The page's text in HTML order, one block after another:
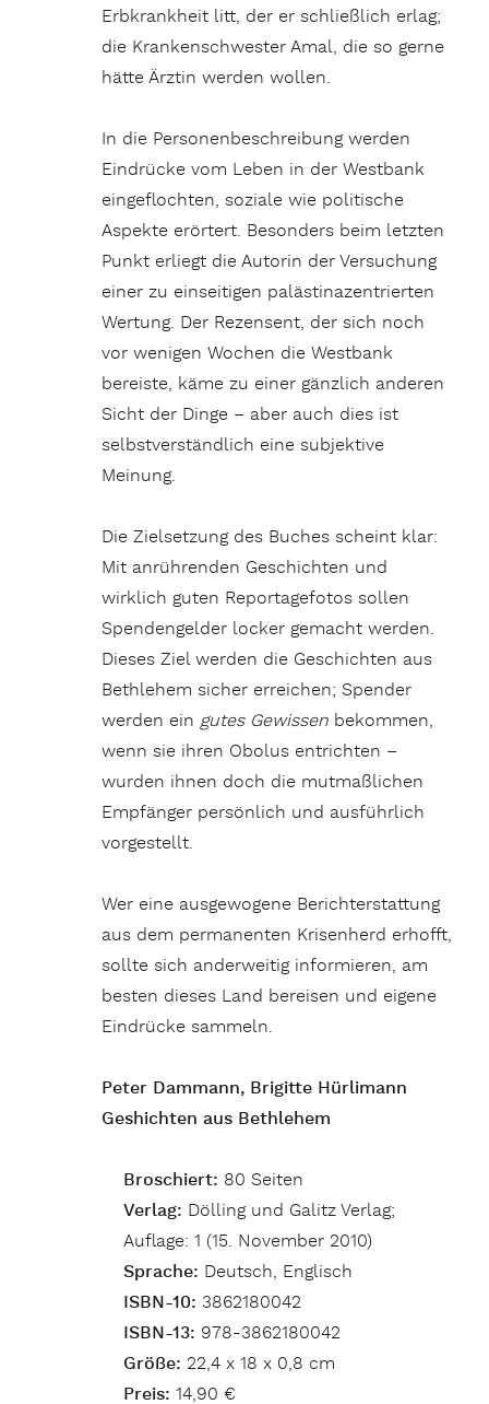
Erbkrankheit litt, der er schließlich erlag;
die Krankenschwester Amal, die so gerne
hätte Ärztin werden wollen.
In die Personenbeschreibung werden
Eindrücke vom Leben in der Westbank
eingeflochten, soziale wie politische
Aspekte erörtert. Besonders beim letzten
Punkt erliegt die Autorin der Versuchung
einer zu einseitigen palästinazentrierten
Wertung. Der Rezensent, der sich noch
vor wenigen Wochen die Westbank
bereiste, käme zu einer gänzlich anderen
Sicht der Dinge – aber auch dies ist
selbstverständlich eine subjektive
Meinung.
Die Zielsetzung des Buches scheint klar:
Mit anrührenden Geschichten und
wirklich guten Reportagefotos sollen
Spendengelder locker gemacht werden.
Dieses Ziel werden die Geschichten aus
Bethlehem sicher erreichen; Spender
werden eingutes Gewissen bekommen,
wenn sie ihren Obolus entrichten –
wurden ihnen doch die mutmaßlichen
Empfänger persönlich und ausführlich
vorgestellt.
Wer eine ausgewogene Berichterstattung
aus dem permanenten Krisenherd erhofft,
sollte sich anderweitig informieren, am
besten dieses Land bereisen und eigene
Eindrücke sammeln.
Peter Dammann, Brigitte Hürlimann
Geshichten aus Bethlehem
Broschiert: 80 Seiten
Verlag: Dölling und Galitz Verlag;
Auflage: 1 (15. November 2010)
Sprache: Deutsch, Englisch
ISBN-10: 3862180042
ISBN-13: 978-3862180042
Größe: 22,4 x 18 x 0,8 cm
Preis:14,90 €